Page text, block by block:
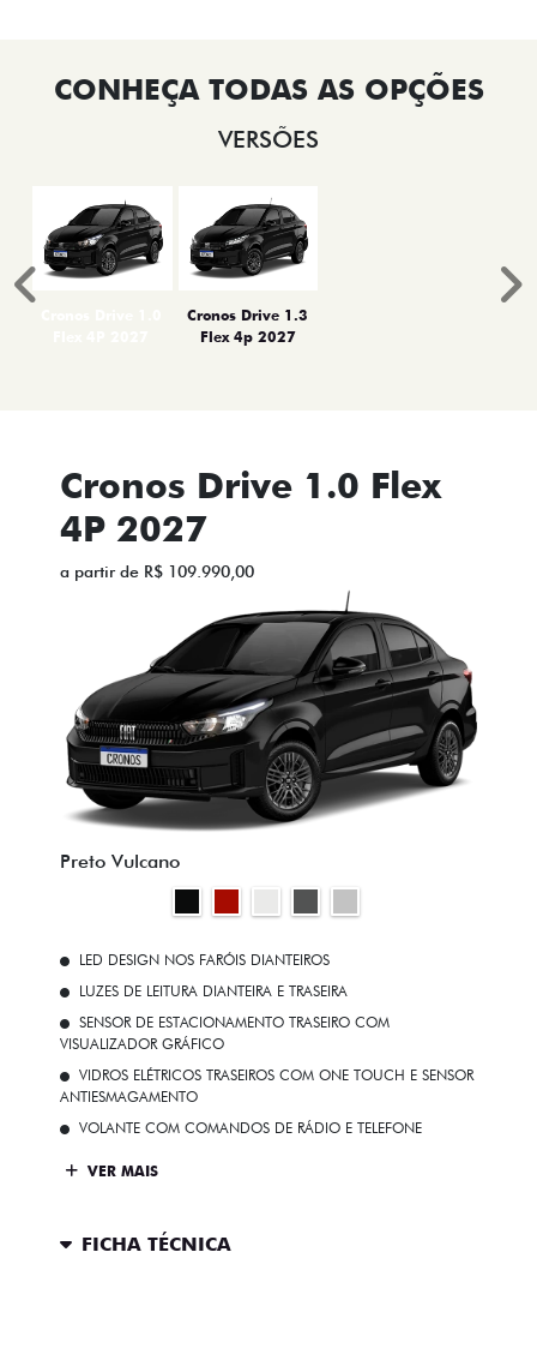
VERSÕES
Cronos Drive 1.3
Flex 4p 2027
Anterior
Cronos Drive 1.0 Flex
4P 2027
a partir de R$ 109.990,00
Preto Vulcano
LED DESIGN NOS FARÓIS DIANTEIROS
LUZES DE LEITURA DIANTEIRA E TRASEIRA
SENSOR DE ESTACIONAMENTO TRASEIRO COM
VISUALIZADOR GRÁFICO
VIDROS ELÉTRICOS TRASEIROS COM ONE TOUCH E SENSOR
ANTIESMAGAMENTO
VOLANTE COM COMANDOS DE RÁDIO E TELEFONE
VER MAIS
FICHA TÉCNICA